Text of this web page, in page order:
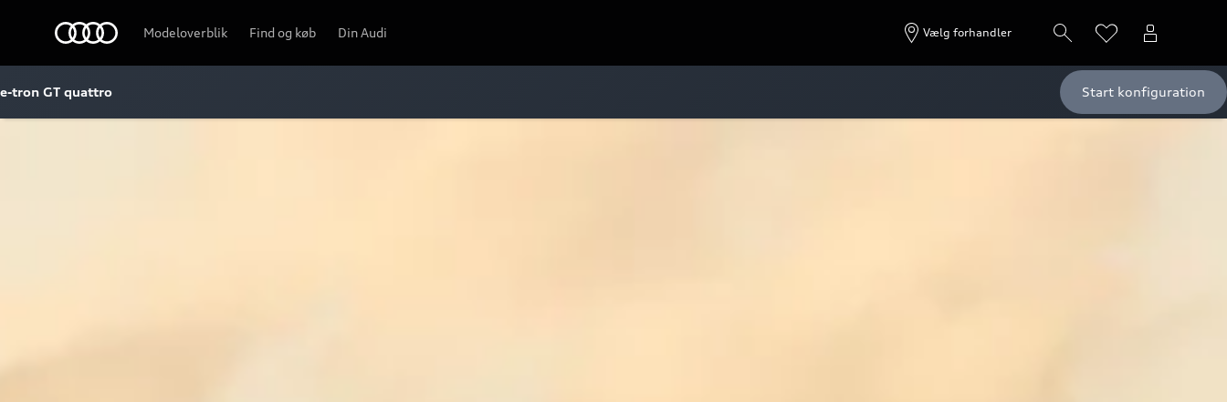
Modeloverblik Find og køb Din Audi Vælg forhandler
e-tron GT quattro Start konfiguration